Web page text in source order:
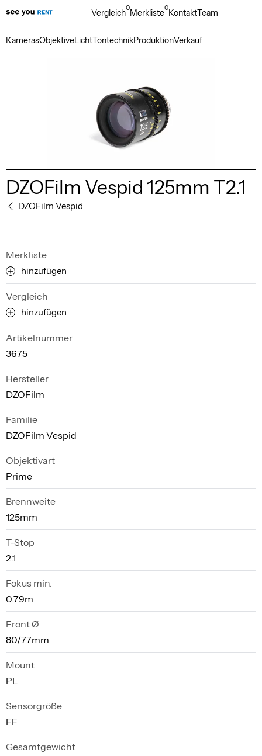
KamerasObjektiveLichtTontechnikProduktionVerkauf
Vergleich0Merkliste0KontaktTeam
DZOFilm Vespid 125mm T2.1
DZOFilm Vespid
Merkliste
hinzufügen
Vergleich
hinzufügen
Artikelnummer
3675
Hersteller
DZOFilm
Familie
DZOFilm Vespid
Objektivart
Prime
Brennweite
125mm
T-Stop
2.1
Fokus min.
0.79m
Front Ø
80/77mm
Mount
PL
Sensorgröße
FF
Gesamtgewicht